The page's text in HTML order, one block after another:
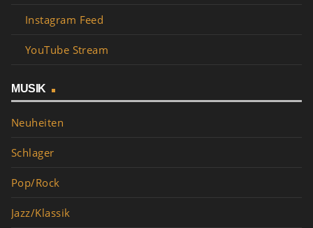
Instagram Feed
YouTube Stream
MUSIK
Neuheiten
Schlager
Pop/Rock
Jazz/Klassik